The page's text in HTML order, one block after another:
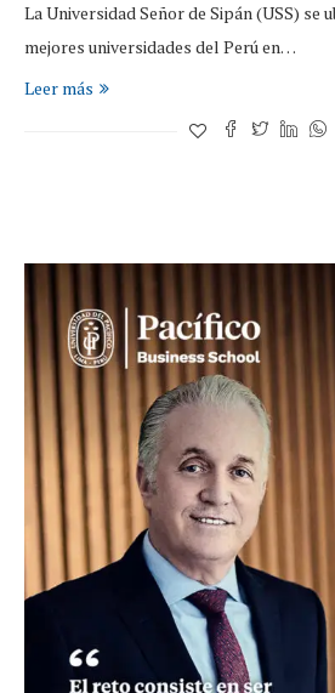
La Universidad Señor de Sipán (USS) se
mejores universidades del Perú en…
Leer más